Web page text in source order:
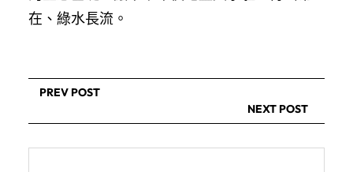
在、綠水長流。
PREV POST
NEXT POST